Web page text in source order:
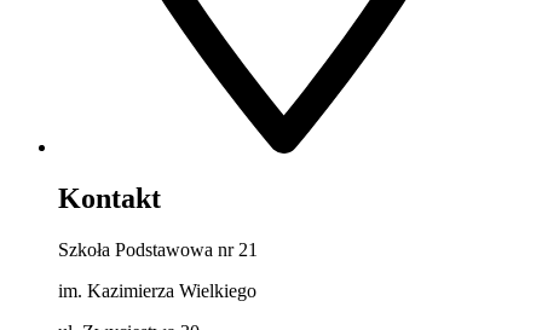
Kontakt
Szkoła Podstawowa nr 21
im. Kazimierza Wielkiego